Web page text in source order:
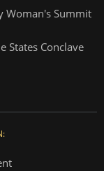
Woman's Summit
States Conclave